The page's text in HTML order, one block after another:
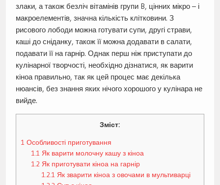
злаки, а також безліч вітамінів групи B, цінних мікро – і
макроелементів, значна кількість клітковини. З
рисового лободи можна готувати супи, другі страви,
каші до сніданку, також її можна додавати в салати,
подавати її на гарнір. Однак перш ніж приступати до
кулінарної творчості, необхідно дізнатися, як варити
кіноа правильно, так як цей процес має декілька
нюансів, без знання яких нічого хорошого у кулінара не
вийде.
Зміст:
1 Особливості приготування
1.1 Як варити молочну кашу з кіноа
1.2 Як приготувати кіноа на гарнір
1.2.1 Як зварити кіноа з овочами в мультиварці